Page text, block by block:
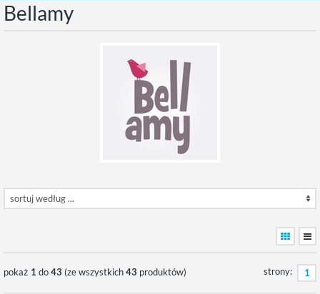
Bellamy
pokaż 1 do43 (ze wszystkich43 produktów) strony: 1